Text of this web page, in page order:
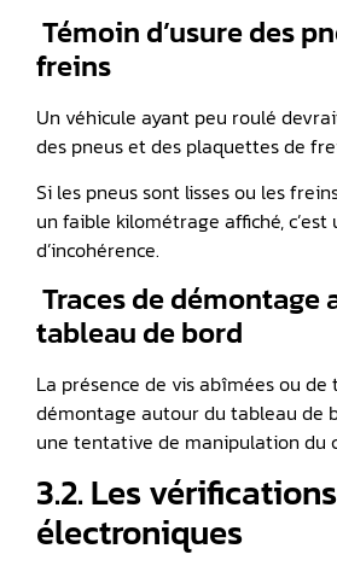
Témoin d’usure des
freins
Un véhicule ayant peu roulé
des pneus et des plaquettes de
Si les pneus sont lisses ou les
un faible kilométrage affiché, c’est
d’incohérence.
Traces de démontage
tableau de bord
La présence de vis abîmées ou de
démontage autour du tableau de
une tentative de manipulation du
3.2. Les vérifications
électroniques